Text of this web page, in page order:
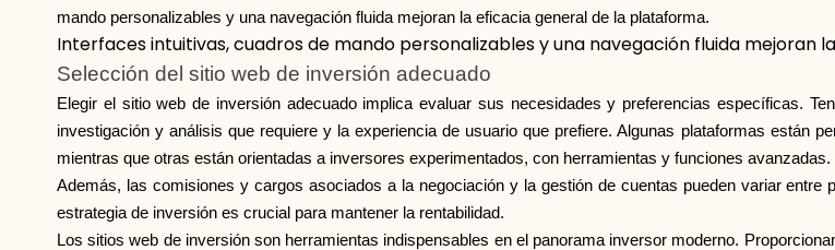
mando personalizables y una navegación fluida mejoran la eficacia general de la plataforma.
Interfaces intuitivas, cuadros de mando personalizables y una navegación fluida mejoran
Selección del sitio web de inversión adecuado
Elegir el sitio web de inversión adecuado implica evaluar sus necesidades y preferencias específicas.
investigación y análisis que requiere y la experiencia de usuario que prefiere. Algunas plataformas están
mientras que otras están orientadas a inversores experimentados, con herramientas y funciones avanzadas.
Además, las comisiones y cargos asociados a la negociación y la gestión de cuentas pueden variar
estrategia de inversión es crucial para mantener la rentabilidad.
Los sitios web de inversión son herramientas indispensables en el panorama inversor moderno.